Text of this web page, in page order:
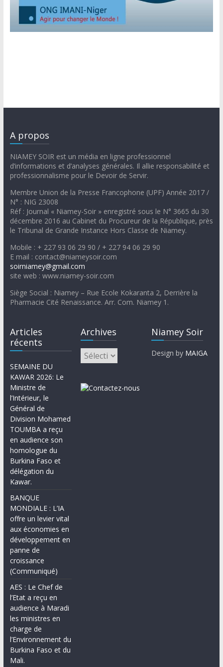
A propos
NIAMEY SOIR est un média en ligne professionnel
d’informations et d’analyses générales. Il allie responsabilité et
professionnalisme pour le Devoir de Servir.
Membre Union de la Presse Francophone (UPF) Année 2017 /
N° : NIG 23008
Réf : Journal « Niamey-Soir » enregistré sous le N° 3665 du 30
décembre 2016 au Cabinet du Procureur de la République, près
le Tribunal de Grande Instance Hors Classe de Niamey.
Mobile : + 227 93 06 29 90 / + 227 94 06 29 90
E mail : contact@niameysoir.com
soirniamey@gmail.com
site web : www.niamey-soir.com
Siège Social : Niamey – Rue Ecole Kokaranta 2, Derrière la
Pharmacie Cité Renaissance. Arr. Com. Niamey 1.
Articles
récents
SEMAINE DU
KAWAR 2026: Le
Ministre de
l’Intérieur, le
Général de
Division Mohamed
TOUMBA a reçu
en audience son
homologue du
Burkina Faso et
délégation du
Kawar.
BANQUE
MONDIALE : L’IA
offre un levier vital
aux économies en
développement en
panne de
croissance
(Communiqué)
AES : Le Chef de
l’Etat a reçu en
audience à Maradi
les ministres en
charge de
l’Environnement du
Burkina Faso et du
Mali.
Archives Niamey Soir
Design by MAIGA